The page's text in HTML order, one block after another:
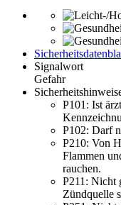
Signalwort
Gefahr
P101: Ist
P102: Darf
P210: Von
Flammen
rauchen.
P211: Nicht
Zündquelle